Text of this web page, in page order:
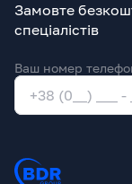
Замовте
спеціалістів
Ваш номер